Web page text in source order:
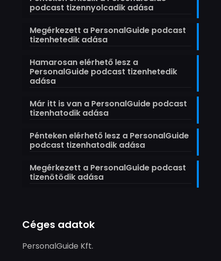
podcast tizennyolcadik adása
Megérkezett a PersonalGuide podcast
tizenhetedik adása
Hamarosan elérhető lesz a
PersonalGuide podcast tizenhetedik
adása
Már itt is van a PersonalGuide podcast
tizenhatodik adása
Pénteken elérhető lesz a PersonalGuide
podcast tizenhatodik adása
Megérkezett a PersonalGuide podcast
tizenötödik adása
Céges adatok
PersonalGuide Kft.